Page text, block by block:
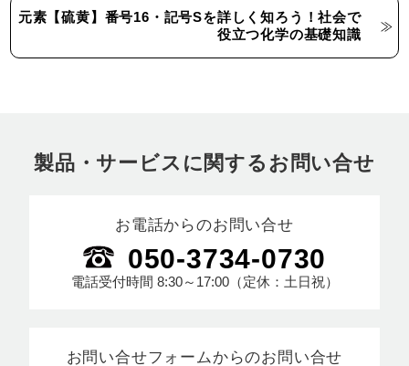
元素【硫黄】番号16・記号Sを詳しく知ろう！社会で
役立つ化学の基礎知識
製品・サービスに関するお問い合せ
お電話からのお問い合せ
050-3734-0730
電話受付時間 8:30～17:00（定休：土日祝）
お問い合せフォームからのお問い合せ